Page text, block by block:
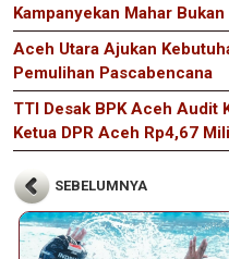
Kampanyekan Mahar
Aceh Utara Ajukan
Pemulihan Pascabencana
TTI Desak BPK Aceh Audit
Ketua DPR Aceh Rp4,67
SEBELUMNYA